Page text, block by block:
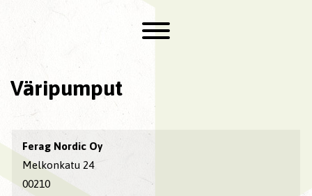
Väripumput
Ferag Nordic Oy
Melkonkatu 24
00210